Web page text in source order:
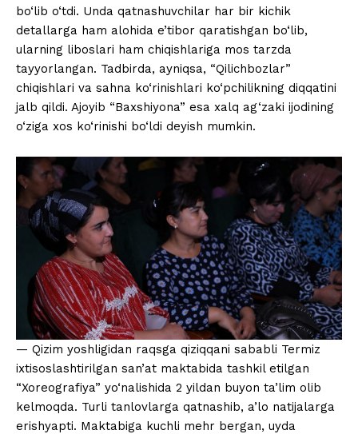
bo‘lib o‘tdi. Unda qatnashuvchilar har bir kichik
detallarga ham alohida e’tibor qaratishgan bo‘lib,
ularning liboslari ham chiqishlariga mos tarzda
tayyorlangan. Tadbirda, ayniqsa, “Qilichbozlar”
chiqishlari va sahna ko‘rinishlari ko‘pchilikning diqqatini
jalb qildi. Ajoyib “Baxshiyona” esa xalq ag‘zaki ijodining
o‘ziga xos ko‘rinishi bo‘ldi deyish mumkin.
— Qizim yoshligidan raqsga qiziqqani sababli Termiz
ixtisoslashtirilgan san’at maktabida tashkil etilgan
“Xoreografiya” yo‘nalishida 2 yildan buyon ta’lim olib
kelmoqda. Turli tanlovlarga qatnashib, a’lo natijalarga
erishyapti. Maktabiga kuchli mehr bergan, uyda